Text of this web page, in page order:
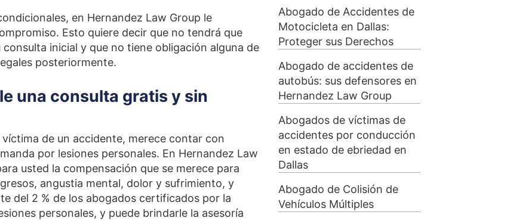
en Hernandez Law Group le
Esto quiere decir que no tendrá que
inicial y que no tiene obligación alguna de
posteriormente.
una consulta gratis y sin
de un accidente, merece contar con
por lesiones personales. En Hernandez Law
usted la compensación que se merece para
angustia mental, dolor y sufrimiento, y
del 2 % de los abogados certificados por la
personales, y puede brindarle la asesoría
Abogado de Accidentes de
Motocicleta en Dallas:
Proteger sus Derechos
Abogado de accidentes de
autobús: sus defensores en
Hernandez Law Group
Abogados de víctimas de
accidentes por conducción
en estado de ebriedad en
Dallas
Abogado de Colisión de
Vehículos Múltiples